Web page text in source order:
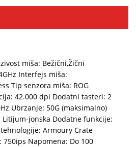
miša: Bežični,Žični
Interfejs miša:
Tip senzora miša: ROG
42.000 dpi Dodatni tasteri: 2
Ubrzanje: 50G (maksimalno)
Litijum-jonska Dodatne funkcije:
Armoury Crate
750ips Napomena: Do 100